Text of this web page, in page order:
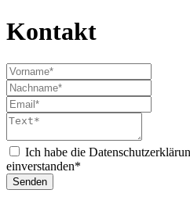
Kontakt
Ich habe die
einverstanden*
Senden